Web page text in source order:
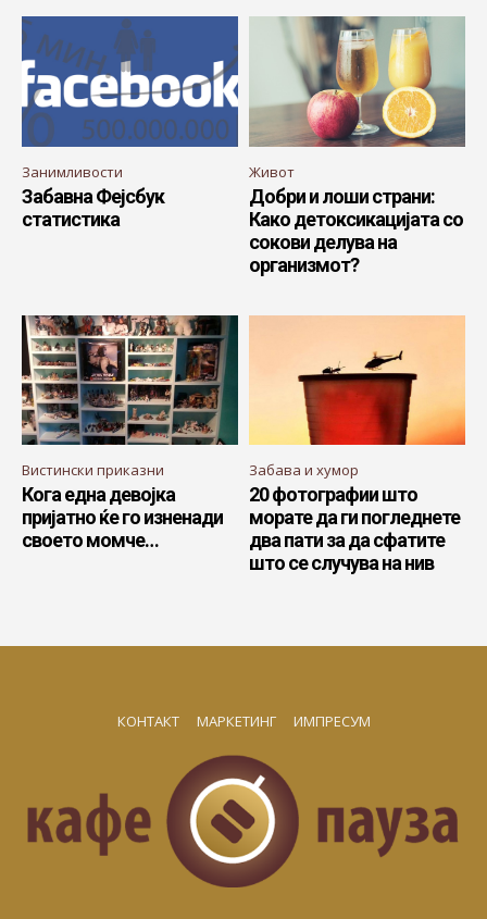
Занимливости
Забавна Фејсбук
статистика
Живот
Добри и лоши страни:
Како детоксикацијата со
сокови делува на
организмот?
Вистински приказни
Кога една девојка
пријатно ќе го изненади
своето момче…
Забава и хумор
20 фотографии што
морате да ги погледнете
два пати за да сфатите
што се случува на нив
КОНТАКТ МАРКЕТИНГ ИМПРЕСУМ